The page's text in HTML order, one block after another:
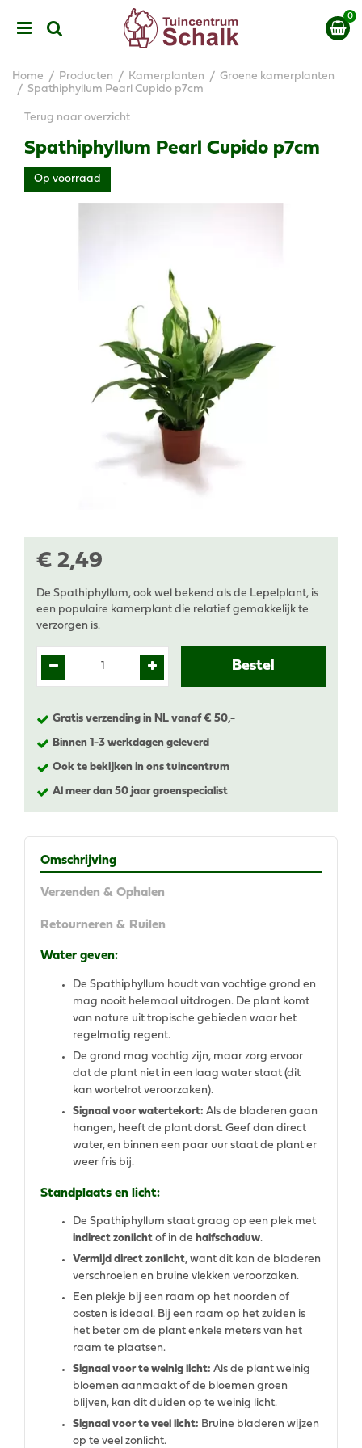
Home Producten Kamerplanten
Groene kamerplanten
Spathiphyllum Pearl Cupido p7cm
Terug naar overzicht
Spathiphyllum Pearl Cupido p7cm
Op voorraad
€ 2,49
De Spathiphyllum, ook wel bekend als de Lepelplant, is
een populaire kamerplant die relatief gemakkelijk te
verzorgen is.
Gratis verzending in NL vanaf € 50,-
Binnen 1-3 werkdagen geleverd
Ook te bekijken in ons tuincentrum
Al meer dan 50 jaar groenspecialist
Omschrijving
Verzenden & Ophalen
Retourneren & Ruilen
Water geven:
De Spathiphyllum houdt van vochtige grond en
mag nooit helemaal uitdrogen. De plant komt
van nature uit tropische gebieden waar het
regelmatig regent.
De grond mag vochtig zijn, maar zorg ervoor
dat de plant niet in een laag water staat (dit
kan wortelrot veroorzaken).
Signaal voor watertekort: Als de bladeren gaan
hangen, heeft de plant dorst. Geef dan direct
water, en binnen een paar uur staat de plant er
weer fris bij.
Standplaats en licht:
De Spathiphyllum staat graag op een plek met
indirect zonlicht of in de halfschaduw.
Vermijd direct zonlicht, want dit kan de bladeren
verschroeien en bruine vlekken veroorzaken.
Een plekje bij een raam op het noorden of
oosten is ideaal. Bij een raam op het zuiden is
het beter om de plant enkele meters van het
raam te plaatsen.
Signaal voor te weinig licht: Als de plant weinig
bloemen aanmaakt of de bloemen groen
blijven, kan dit duiden op te weinig licht.
Signaal voor te veel licht: Bruine bladeren wijzen
op te veel zonlicht.